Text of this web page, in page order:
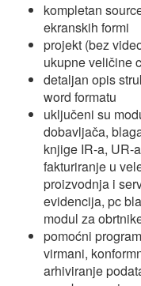
kompletan
ekranskih formi
projekt (bez
ukupne veličine
detaljan opis
word formatu
uključeni su
dobavljača,
knjige IR-a, UR-
fakturiranje u
proizvodnja i
evidencija, pc
modul za
pomoćni
virmani,
arhiviranje